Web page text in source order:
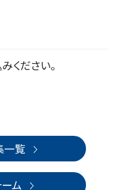
ください。
一覧
ム